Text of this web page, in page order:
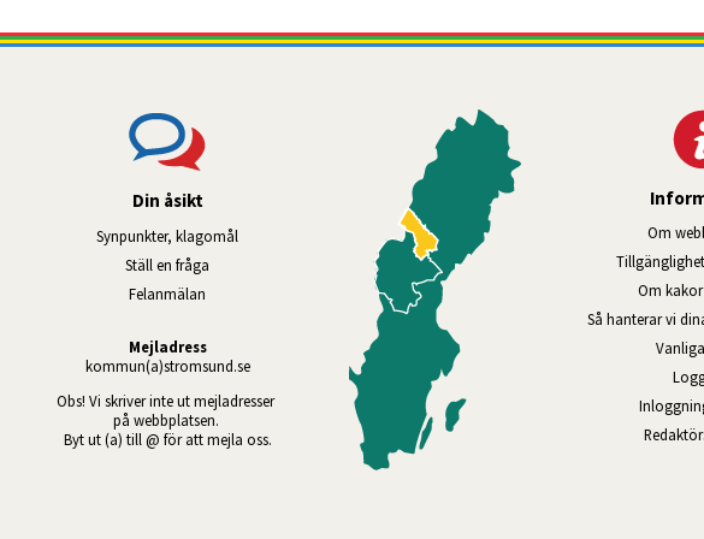
Din åsikt
Synpunkter, klagomål
Ställ en fråga
Felanmälan
Mejladress
kommun(a)stromsund.se
Obs! Vi skriver inte ut mejladresser
på webbplatsen.
Byt ut (a) till @ för att mejla oss.
Om
Om
Så hanterar vi